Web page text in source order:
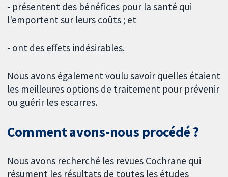
- présentent des bénéfices pour la santé qui
l'emportent sur leurs coûts ; et
- ont des effets indésirables.
Nous avons également voulu savoir quelles étaient
les meilleures options de traitement pour prévenir
ou guérir les escarres.
Comment avons-nous procédé ?
Nous avons recherché les revues Cochrane qui
résument les résultats de toutes les études